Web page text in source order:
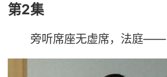
第2集
旁听席座无虚席，法庭——